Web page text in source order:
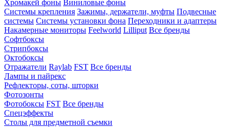
Хромакей фоны Виниловые фоны
Системы крепления Зажимы, держатели, муфты Подвесные
системы Системы установки фона Переходники и адаптеры
Накамерные мониторы Feelworld Lilliput Все бренды
Софтбоксы
Стрипбоксы
Октобоксы
Отражатели Raylab FST Все бренды
Лампы и пайрекс
Рефлекторы, соты, шторки
Фотозонты
Фотобоксы FST Все бренды
Спецэффекты
Столы для предметной съемки